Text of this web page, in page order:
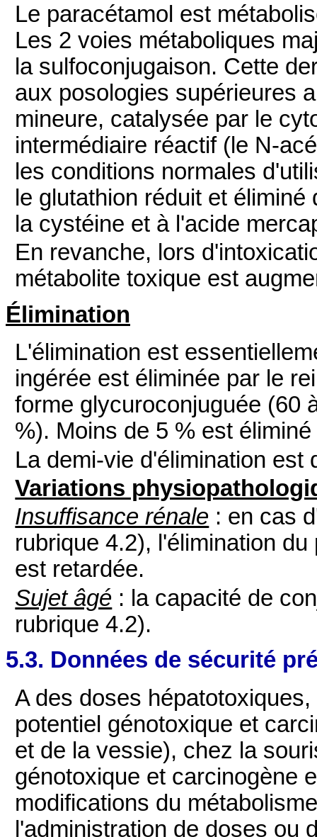
Le paracétamol est
Les 2 voies métaboliques
la sulfoconjugaison. Cette
aux posologies supérieures
mineure, catalysée par le
intermédiaire réactif (le N-
les conditions normales
le glutathion réduit et
la cystéine et à l'acide
En revanche, lors
métabolite toxique est
Élimination
L'élimination est
ingérée est éliminée par le
forme glycuroconjuguée (60
%). Moins de 5 % est
La demi-vie d'élimination est
Variations
Insuffisance rénale : en cas
rubrique 4.2), l'élimination
est retardée.
Sujet âgé : la capacité de
rubrique 4.2).
5.3. Données de sécurité
A des doses
potentiel génotoxique et
et de la vessie), chez la
génotoxique et carcinogène
modifications du
l'administration de doses ou